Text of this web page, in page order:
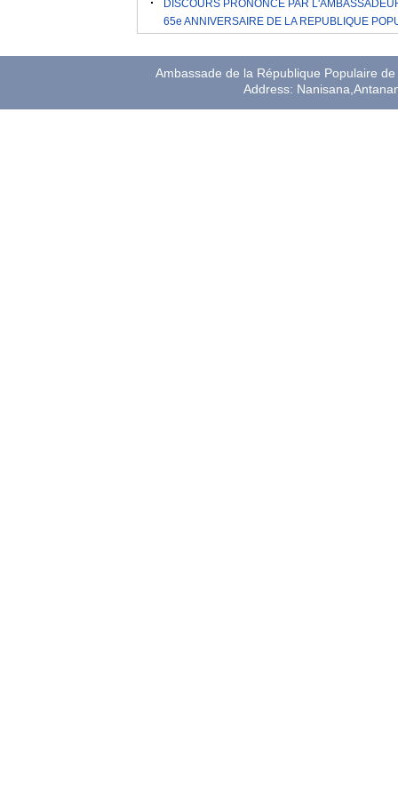
DISCOURS PRONONCE PAR
65e ANNIVERSAIRE DE LA REPUBLIQUE
Ambassade de la République Populaire
Address: